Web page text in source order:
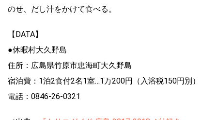
のせ、だし汁をかけて食べる。
【DATA】
●休暇村大久野島
住所：広島県竹原市忠海町大久野島
宿泊費：1泊2食付2名1室…1万200円（入浴税150円別）
電話：0846-26-0321